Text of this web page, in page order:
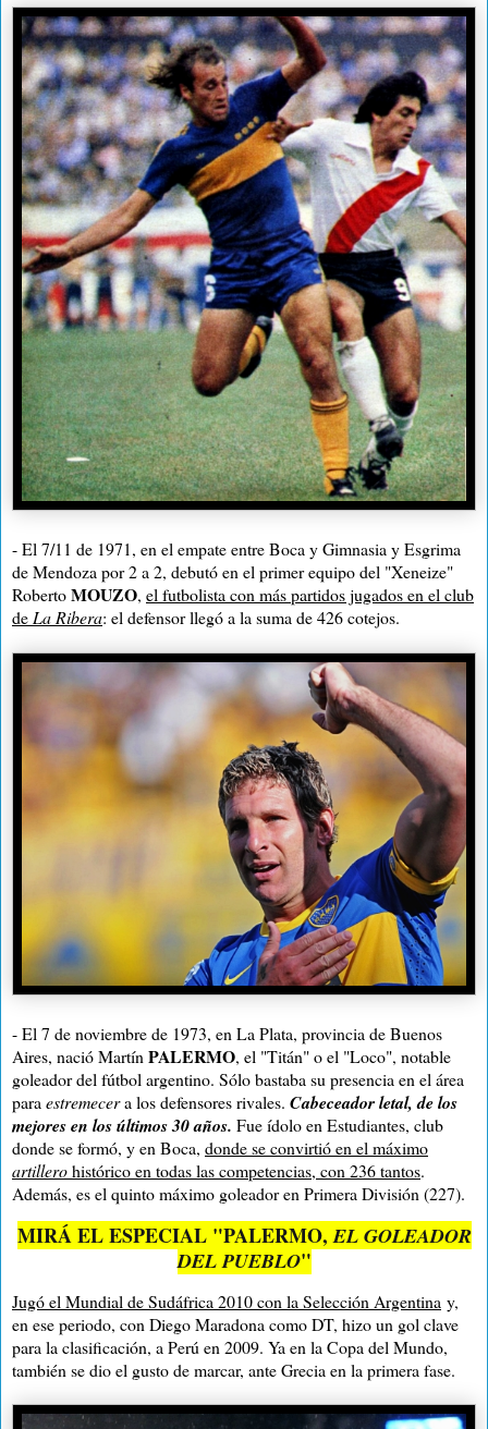
- El 7/11 de 1971, en el empate entre Boca y Gimnasia y Esgrima
de Mendoza por 2 a 2, debutó en el primer equipo del "Xeneize"
RobertoMOUZO, el futbolista con más partidos jugados en el club
deLa Ribera: el defensor llegó a la suma de 426 cotejos.
- El 7 de noviembre de 1973, en La Plata, provincia de Buenos
Aires, nació Martín PALERMO, el "Titán" o el "Loco", notable
goleador del fútbol argentino. Sólo bastaba su presencia en el área
para estremecera los defensores rivales. Cabeceador letal, de los
mejores en los últimos 30 años. Fue ídolo en Estudiantes, club
donde se formó, y en Boca, donde se convirtió en el máximo
artillerohistórico en todas las competencias, con 236 tantos.
Además, es el quinto máximo goleador en Primera División (227).
MIRÁ EL ESPECIAL "PALERMO,EL GOLEADOR
DEL PUEBLO"
Jugó el Mundial de Sudáfrica 2010 con la Selección Argentina y,
en ese periodo, con Diego Maradona como DT, hizo un gol clave
para la clasificación, a Perú en 2009. Ya en la Copa del Mundo,
también se dio el gusto de marcar, ante Grecia en la primera fase.